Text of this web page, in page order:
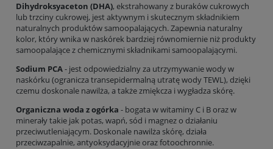
Dihydroksyaceton (DHA), ekstrahowany z buraków cukrowych
lub trzciny cukrowej, jest aktywnym i skutecznym składnikiem
naturalnych produktów samoopalających. Zapewnia naturalny
kolor, który wnika w naskórek bardziej równomiernie niż produkty
samoopalające z chemicznymi składnikami samoopalającymi.
Sodium PCA- jest odpowiedzialny za utrzymywanie wody w
naskórku (ogranicza transepidermalną utratę wody TEWL), dzięki
czemu doskonale nawilża, a także zmiękcza i wygładza skórę.
Organiczna woda z ogórka - bogata w witaminy C i B oraz w
minerały takie jak potas, wapń, sód i magnez o działaniu
przeciwutleniającym. Doskonale nawilża skórę, działa
przeciwzapalnie, antyoksydacyjnie oraz fotoochronnie.